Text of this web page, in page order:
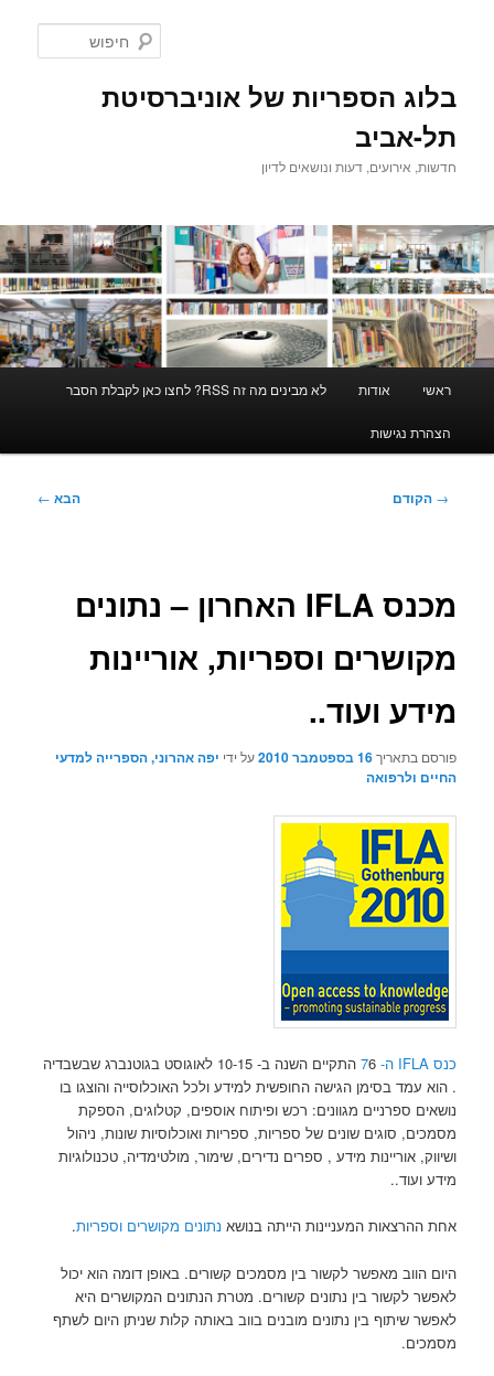
בלוג הספריות של אוניברסיטת
תל-אביב
חדשות, אירועים, דעות ונושאים לדיון
ראשי אודות לא מבינים מה זה RSS? לחצו כאן לקבלת הסבר
הצהרת נגישות
ניווט
→ הקודם הבא ←
מכנס IFLA האחרון – נתונים
מקושרים וספריות, אוריינות
מידע ועוד..
פורסם בתאריך16 בספטמבר 2010 על ידי יפה אהרוני, הספרייה למדעי
החיים ולרפואה
כנס IFLA ה- 7
6 התקיים השנה ב- 10-15 לאוגוסט בגוטנברג שבשבדיה
. הוא עמד בסימן הגישה החופשית למידע ולכל האוכלוסייה והוצגו בו
נושאים ספרניים מגוונים: רכש ופיתוח אוספים, קטלוגים, הספקת
מסמכים, סוגים שונים של ספריות, ספריות ואוכלוסיות שונות, ניהול
ושיווק, אוריינות מידע , ספרים נדירים, שימור, מולטימדיה, טכנולוגיות
מידע ועוד..
אחת ההרצאות המעניינות הייתה בנושא נתונים מקושרים וספריות.
היום הווב מאפשר לקשור בין מסמכים קשורים. באופן דומה הוא יכול
לאפשר לקשור בין נתונים קשורים. מטרת הנתונים המקושרים היא
לאפשר שיתוף בין נתונים מובנים בווב באותה קלות שניתן היום לשתף
מסמכים.